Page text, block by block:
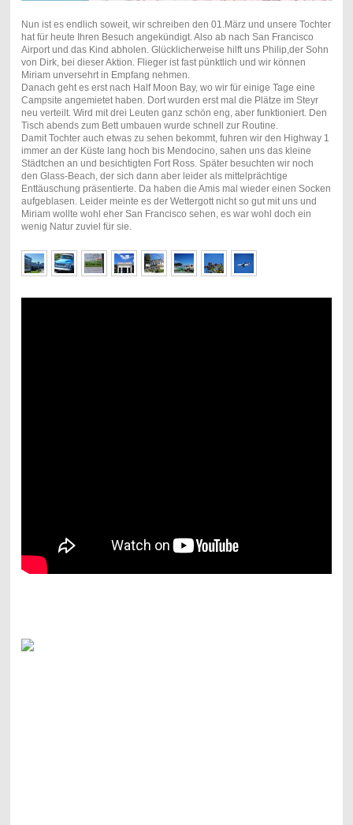
Nun ist es endlich soweit, wir schreiben den 01.März und unsere Tochter
hat für heute Ihren Besuch angekündigt. Also ab nach San Francisco
Airport und das Kind abholen. Glücklicherweise hilft uns Philip,der Sohn
von Dirk, bei dieser Aktion. Flieger ist fast pünktlich und wir können
Miriam unversehrt in Empfang nehmen.
Danach geht es erst nach Half Moon Bay, wo wir für einige Tage eine
Campsite angemietet haben. Dort wurden erst mal die Plätze im Steyr
neu verteilt. Wird mit drei Leuten ganz schön eng, aber funktioniert. Den
Tisch abends zum Bett umbauen wurde schnell zur Routine.
Damit Tochter auch etwas zu sehen bekommt, fuhren wir den Highway 1
immer an der Küste lang hoch bis Mendocino, sahen uns das kleine
Städtchen an und besichtigten Fort Ross. Später besuchten wir noch
den Glass-Beach, der sich dann aber leider als mittelprächtige
Enttäuschung präsentierte. Da haben die Amis mal wieder einen Socken
aufgeblasen. Leider meinte es der Wettergott nicht so gut mit uns und
Miriam wollte wohl eher San Francisco sehen, es war wohl doch ein
wenig Natur zuviel für sie.